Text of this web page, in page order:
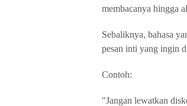
membacanya hingga
Sebaliknya, bahasa
pesan inti yang ingin
Contoh:
"Jangan lewatkan